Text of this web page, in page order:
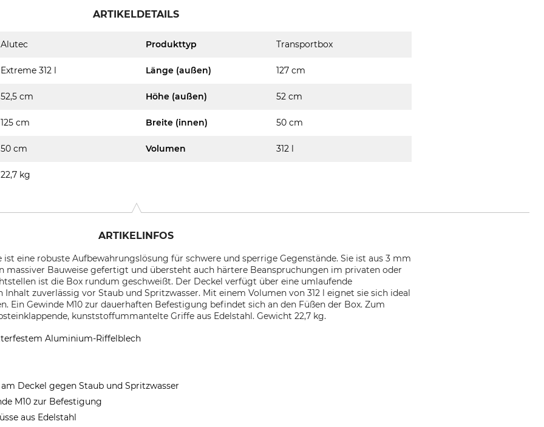
ARTIKELDETAILS
Alutec Produkttyp Transportbox
Extreme 312 l Länge (außen) 127 cm
52,5 cm Höhe (außen) 52 cm
125 cm Breite (innen) 50 cm
50 cm Volumen 312 l
22,7 kg
ARTIKELINFOS
eine robuste Aufbewahrungslösung für schwere und sperrige Gegenstände. Sie ist aus 3 mm
massiver Bauweise gefertigt und übersteht auch härtere Beanspruchungen im privaten oder
ist die Box rundum geschweißt. Der Deckel verfügt über eine umlaufende
zuverlässig vor Staub und Spritzwasser. Mit einem Volumen von 312 l eignet sie sich ideal
Ein Gewinde M10 zur dauerhaften Befestigung befindet sich an den Füßen der Box. Zum
kunststoffummantelte Griffe aus Edelstahl. Gewicht 22,7 kg.
Aluminium-Riffelblech
Deckel gegen Staub und Spritzwasser
M10 zur Befestigung
aus Edelstahl